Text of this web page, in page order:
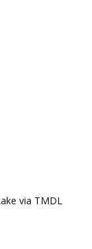
via TMDL